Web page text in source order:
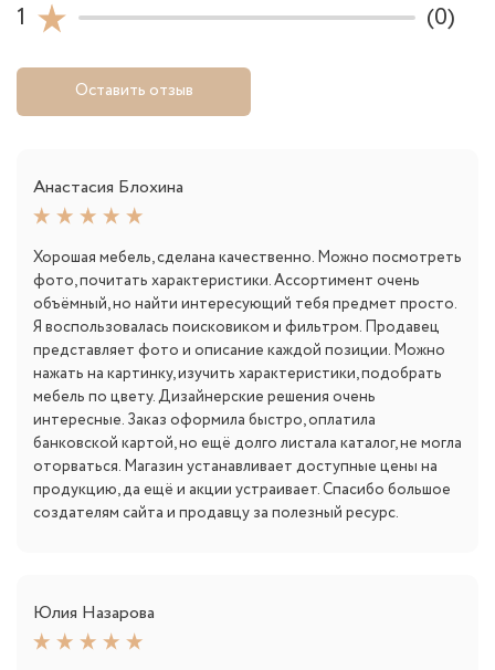
1 (0)
Оставить отзыв
Анастасия Блохина
Хорошая мебель, сделана качественно. Можно посмотреть
фото, почитать характеристики. Ассортимент очень
объёмный, но найти интересующий тебя предмет просто.
Я воспользовалась поисковиком и фильтром. Продавец
представляет фото и описание каждой позиции. Можно
нажать на картинку, изучить характеристики, подобрать
мебель по цвету. Дизайнерские решения очень
интересные. Заказ оформила быстро, оплатила
банковской картой, но ещё долго листала каталог, не могла
оторваться. Магазин устанавливает доступные цены на
продукцию, да ещё и акции устраивает. Спасибо большое
создателям сайта и продавцу за полезный ресурс.
Юлия Назарова